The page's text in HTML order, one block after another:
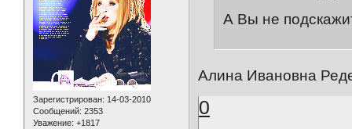
Зарегистрирован: 14-03-2010
Сообщений: 2353
Уважение: +1817
А Вы не
Алина Ивановна
0